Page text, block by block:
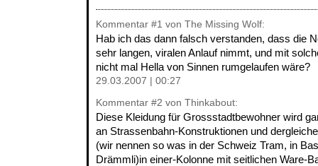
Kommentar #1 von The Missing Wolf:
Hab ich das dann falsch verstanden, dass die
sehr langen, viralen Anlauf nimmt, und mit
nicht mal Hella von Sinnen rumgelaufen wäre?
29.03.2007 | 00:27
Kommentar #2 von Thinkabout:
Diese Kleidung für Grossstadtbewohner wird
an Strassenbahn-Konstruktionen und
(wir nennen so was in der Schweiz Tram, in
Drämmli)in einer-Kolonne mit seitlichen Ware-